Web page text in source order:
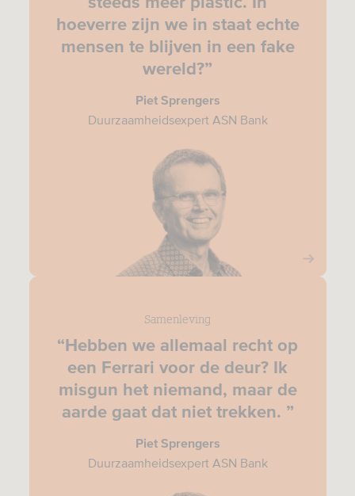
hoeverre zijn we in staat echte
mensen te blijven in een fake
wereld?”
Piet Sprengers
Duurzaamheidsexpert ASN Bank
“Hebben we allemaal recht op
een Ferrari voor de deur? Ik
misgun het niemand, maar de
aarde gaat dat niet trekken. ”
Samenleving
Piet Sprengers
Duurzaamheidsexpert ASN Bank